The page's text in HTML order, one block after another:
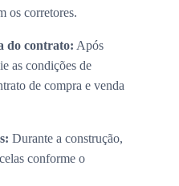
os corretores.
do contrato: Após
as condições de
de compra e venda
Durante a construção,
conforme o